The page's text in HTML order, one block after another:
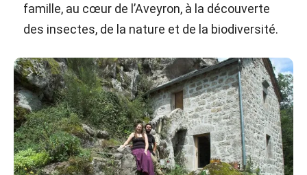
famille, au cœur de l’Aveyron, à la découverte
des insectes, de la nature et de la biodiversité.